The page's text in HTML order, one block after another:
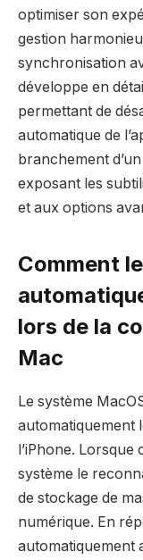
optimiser son
gestion
synchronisation
développe en
permettant de
automatique de
branchement
exposant les
et aux options
Comment
lors de la
Mac
Le système
automatiquement
l’iPhone.
système le
de stockage de
numérique. En
automatiquement